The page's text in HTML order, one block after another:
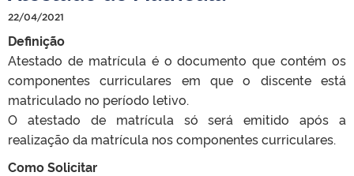
22/04/2021
Definição
Atestado de matrícula é o documento que contém os
componentes curriculares em que o discente está
matriculado no período letivo.
O atestado de matrícula só será emitido após a
realização da matrícula nos componentes curriculares.
Como Solicitar